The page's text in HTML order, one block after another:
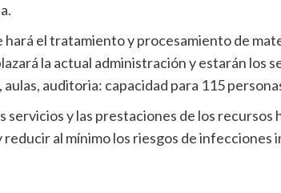
hará el tratamiento y procesamiento de
la actual administración y estarán los
auditoria: capacidad para 115
servicios y las prestaciones de los recursos
al mínimo los riesgos de infecciones